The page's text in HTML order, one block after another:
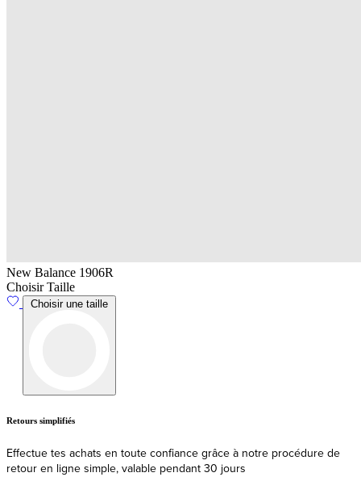
New Balance 1906R
Choisir Taille
Choisir une taille
Retours simplifiés
Effectue tes achats en toute confiance grâce à notre procédure de
retour en ligne simple, valable pendant 30 jours